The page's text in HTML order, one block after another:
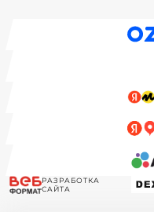
РАЗРАБОТКА
САЙТА